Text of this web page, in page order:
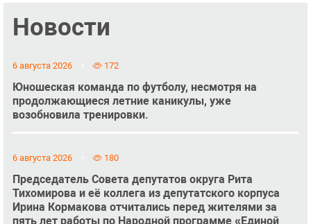
Новости
6 августа 2026 172
Юношеская команда по футболу, несмотря на
продолжающиеся летние каникулы, уже
возобновила тренировки.
6 августа 2026 180
Председатель Совета депутатов округа Рита
Тихомирова и её коллега из депутатского корпуса
Ирина Кормакова отчитались перед жителями за
пять лет работы по Народной программе «Единой